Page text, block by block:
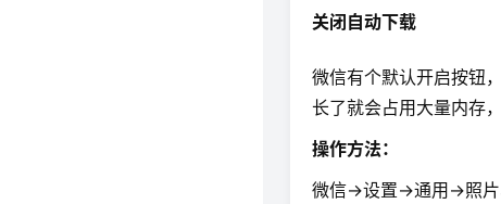
关闭自动下载
微信有个默认开启按钮
长了就会占用大量内存
操作方法：
微信→设置→通用→照片